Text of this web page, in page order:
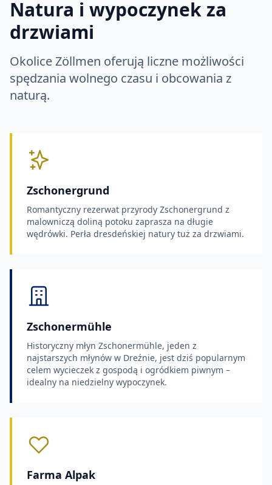
Natura i wypoczynek za
drzwiami
Okolice Zöllmen oferują liczne możliwości
spędzania wolnego czasu i obcowania z
naturą.
Zschonergrund
Romantyczny rezerwat przyrody Zschonergrund z
malowniczą doliną potoku zaprasza na długie
wędrówki. Perła dresdeńskiej natury tuż za drzwiami.
Zschonermühle
Historyczny młyn Zschonermühle, jeden z
najstarszych młynów w Dreźnie, jest dziś popularnym
celem wycieczek z gospodą i ogródkiem piwnym –
idealny na niedzielny wypoczynek.
Farma Alpak